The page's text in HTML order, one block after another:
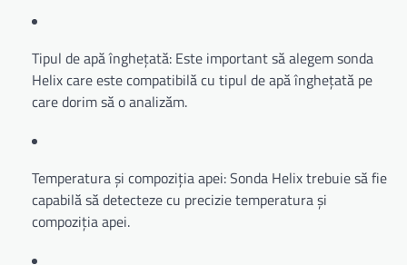
Tipul de apă înghețată: Este important să alegem sonda
Helix care este compatibilă cu tipul de apă înghețată pe
care dorim să o analizăm.
Temperatura și compoziția apei: Sonda Helix trebuie să fie
capabilă să detecteze cu precizie temperatura și
compoziția apei.